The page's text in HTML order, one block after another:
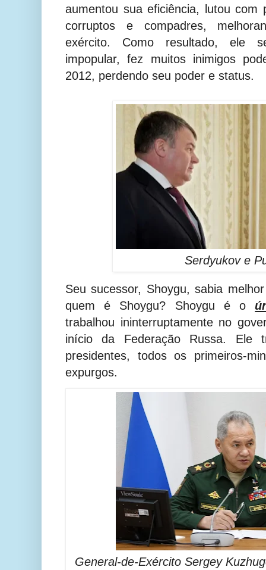
aumentou sua eficiência, lutou com
corruptos e compadres,
exército. Como resultado, ele
impopular, fez muitos inimigos
2012, perdendo seu poder e status.
Serdyukov e
Seu sucessor, Shoygu, sabia
quem é Shoygu? Shoygu é o
trabalhou ininterruptamente no
início da Federação Russa. Ele
presidentes, todos os primeiros-
expurgos.
General-de-Exército Sergey